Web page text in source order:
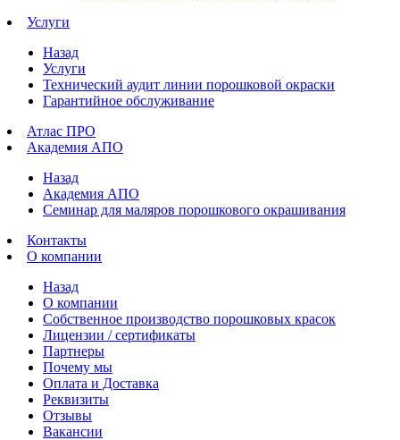
Услуги
Назад
Услуги
Технический аудит линии порошковой окраски
Гарантийное обслуживание
Атлас ПРО
Академия АПО
Назад
Академия АПО
Семинар для маляров порошкового окрашивания
Контакты
О компании
Назад
О компании
Собственное производство порошковых красок
Лицензии / сертификаты
Партнеры
Почему мы
Оплата и Доставка
Реквизиты
Отзывы
Вакансии